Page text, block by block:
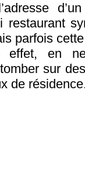
restaurant
parfois
effet, en
sur
de